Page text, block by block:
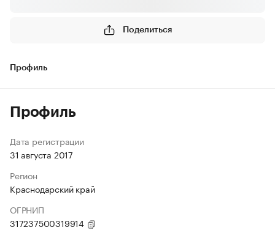
Поделиться
Профиль
Профиль
Дата регистрации
31 августа 2017
Регион
Краснодарский край
ОГРНИП
317237500319914